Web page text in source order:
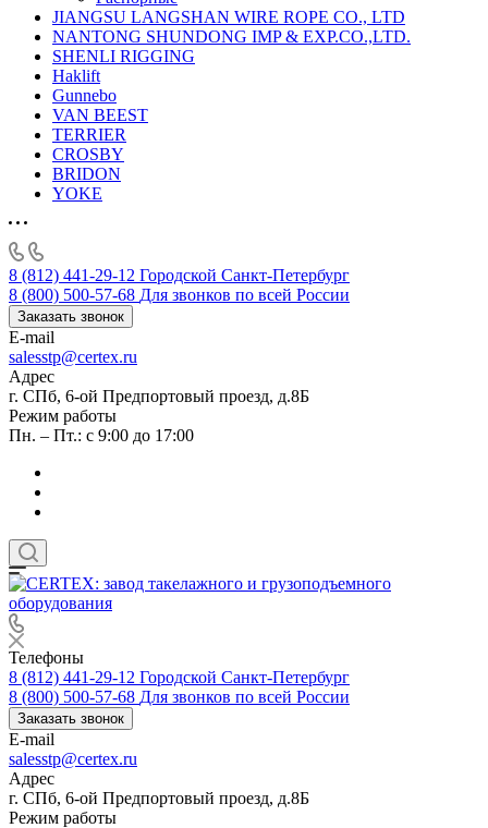
JIANGSU LANGSHAN WIRE ROPE CO., LTD
NANTONG SHUNDONG IMP & EXP.CO.,LTD.
SHENLI RIGGING
Haklift
Gunnebo
VAN BEEST
TERRIER
CROSBY
BRIDON
YOKE
8 (812) 441-29-12 Городской Санкт-Петербург
8 (800) 500-57-68 Для звонков по всей России
Заказать звонок
E-mail
salesstp@certex.ru
Адрес
г. СПб, 6-ой Предпортовый проезд, д.8Б
Режим работы
Пн. – Пт.: с 9:00 до 17:00
Телефоны
8 (812) 441-29-12 Городской Санкт-Петербург
8 (800) 500-57-68 Для звонков по всей России
Заказать звонок
E-mail
salesstp@certex.ru
Адрес
г. СПб, 6-ой Предпортовый проезд, д.8Б
Режим работы